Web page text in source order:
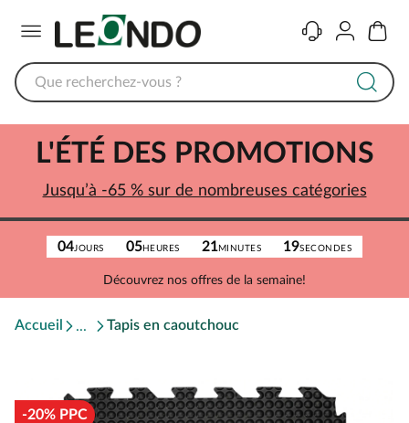
ContactComptePanier
04JOURS 05HEURES 21MINUTES 19SECONDES
Découvrez nos offres de la semaine!
L'ÉTÉ DES PROMOTIONS
Jusqu’à -65 % sur de nombreuses catégories
Accueil Tapis en caoutchouc
-20% PPC